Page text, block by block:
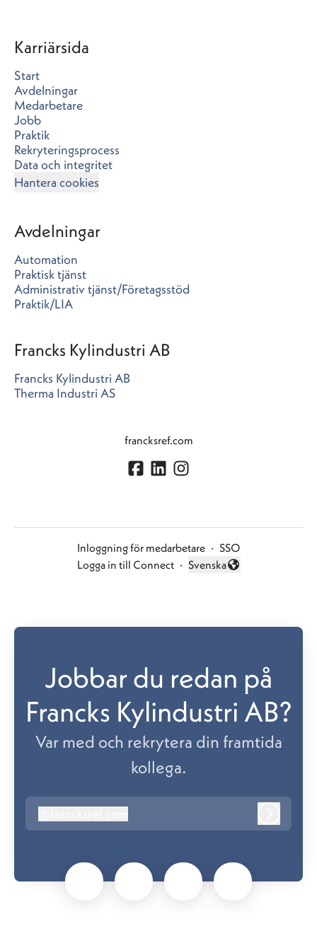
Karriärsida
Start
Avdelningar
Medarbetare
Jobb
Praktik
Rekryteringsprocess
Data och integritet
Hantera cookies
Avdelningar
Automation
Praktisk tjänst
Administrativ tjänst/Företagsstöd
Praktik/LIA
Francks Kylindustri AB
Francks Kylindustri AB
Therma Industri AS
francksref.com
Inloggning för medarbetare · SSO
Logga in till Connect ·
Byt språk
Svenska
Jobbar du redan på
Francks Kylindustri AB?
Var med och rekrytera din framtida
kollega.
francksref.com